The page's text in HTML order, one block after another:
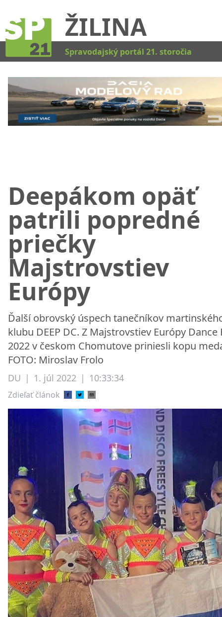
ŽILINA
Spravodajský portál 21. storočia
Deepákom opäť
patrili popredné
priečky
Majstrovstiev
Európy
Ďalší obrovský úspech tanečníkov
klubu DEEP DC. Z Majstrovstiev Európy Dance
2022 v českom Chomutove priniesli kopu
FOTO: Miroslav Frolo
DU | 1. júl 2022 | 10:33:34
Zdieľať článok